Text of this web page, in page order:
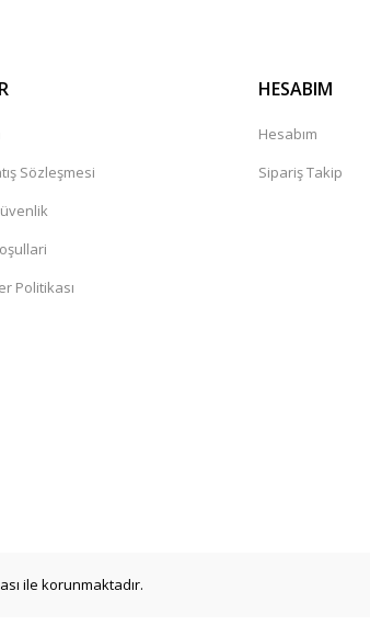
Sözleşmesi
Politikası
HESABIM
Hesabım
Sipariş Takip
ile korunmaktadır.